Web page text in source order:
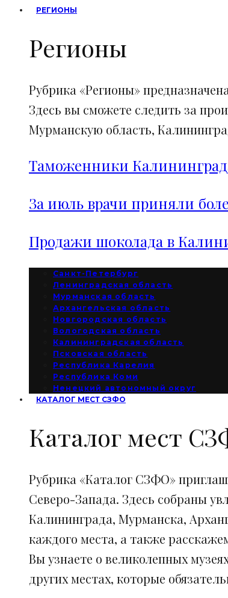
РЕГИОНЫ
Регионы
Рубрика «Регионы»
Здесь вы сможете следить за
Мурманскую область,
Таможенники
За июль врачи приняли
Продажи шоколада в
Санкт-Петербург
Ленинградская область
Мурманская область
Архангельская область
Новгородская область
Вологодская область
Калининградская область
Псковская область
Республика Карелия
Республика Коми
Ненецкий автономный округ
КАТАЛОГ МЕСТ СЗФО
Каталог мест
Рубрика «Каталог СЗФО»
Северо-Запада. Здесь собраны
Калининграда, Мурманска,
каждого места, а также
Вы узнаете о великолепных
других местах, которые